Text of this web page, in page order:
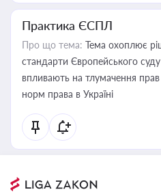
Практика ЄСПЛ
Про що тема: Тема охоплює
стандарти Європейського
впливають на тлумачення
норм права в Україні